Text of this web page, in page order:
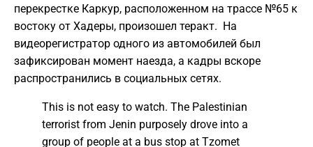
перекрестке Каркур, расположенном на трассе №65 к
востоку от Хадеры, произошел теракт. На
видеорегистратор одного из автомобилей был
зафиксирован момент наезда, а кадры вскоре
распространились в социальных сетях.
This is not easy to watch. The Palestinian
terrorist from Jenin purposely drove into a
group of people at a bus stop at Tzomet